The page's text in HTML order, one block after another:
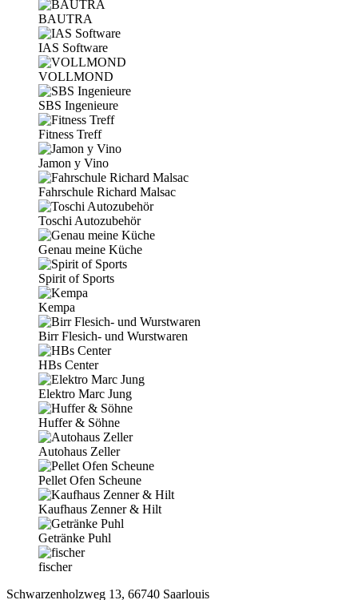
BAUTRA
IAS Software
VOLLMOND
SBS Ingenieure
Fitness Treff
Jamon y Vino
Fahrschule Richard Malsac
Toschi Autozubehör
Genau meine Küche
Spirit of Sports
Kempa
Birr Flesich- und Wurstwaren
HBs Center
Elektro Marc Jung
Huffer & Söhne
Autohaus Zeller
Pellet Ofen Scheune
Kaufhaus Zenner & Hilt
Getränke Puhl
fischer
Schwarzenholzweg 13, 66740 Saarlouis